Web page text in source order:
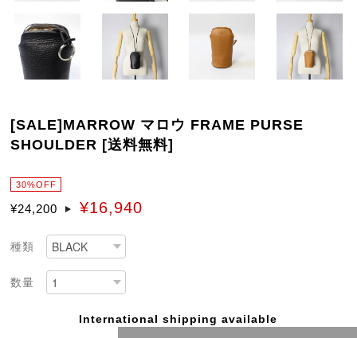
[SALE]MARROW マロウ FRAME PURSE
SHOULDER [送料無料]
30%OFF
¥24,200 ¥16,940
種類
数量
International shipping available